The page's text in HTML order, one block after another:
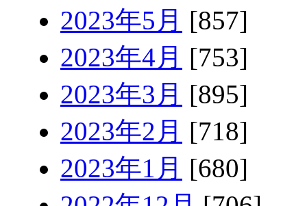
2023年5月 [857]
2023年4月 [753]
2023年3月 [895]
2023年2月 [718]
2023年1月 [680]